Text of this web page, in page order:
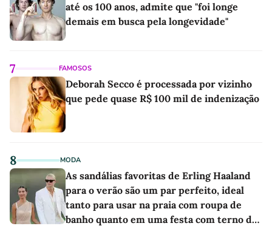
até os 100 anos, admite que "foi longe
demais em busca pela longevidade"
7 FAMOSOS
Deborah Secco é processada por vizinho
que pede quase R$ 100 mil de indenização
8 MODA
As sandálias favoritas de Erling Haaland
para o verão são um par perfeito, ideal
tanto para usar na praia com roupa de
banho quanto em uma festa com terno de